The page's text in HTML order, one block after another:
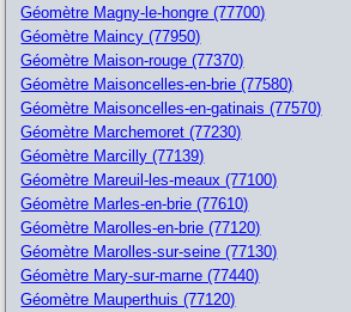
Géomètre Magny-le-hongre (77700)
Géomètre Maincy (77950)
Géomètre Maison-rouge (77370)
Géomètre Maisoncelles-en-brie (77580)
Géomètre Maisoncelles-en-gatinais (77570)
Géomètre Marchemoret (77230)
Géomètre Marcilly (77139)
Géomètre Mareuil-les-meaux (77100)
Géomètre Marles-en-brie (77610)
Géomètre Marolles-en-brie (77120)
Géomètre Marolles-sur-seine (77130)
Géomètre Mary-sur-marne (77440)
Géomètre Mauperthuis (77120)